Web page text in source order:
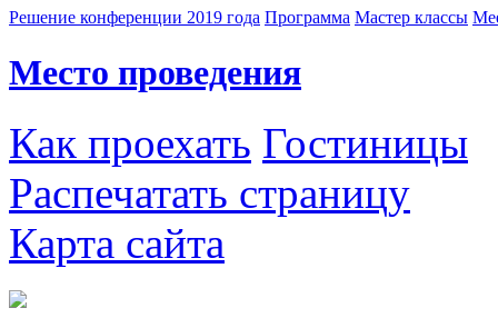
Решение конференции 2019 года Программа Мастер классы
Место проведения
Как проехать Гостиницы
Распечатать страницу
Карта сайта